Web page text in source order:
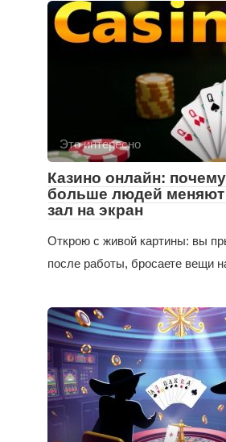
Это интересно
Казино онлайн:
больше людей меняют
зал на экран
Открою с живой картины: вы
после работы, бросаете вещи